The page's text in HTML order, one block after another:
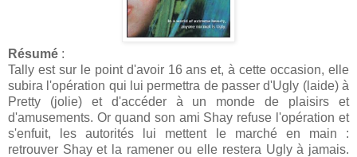
Résumé :
Tally est sur le point d'avoir 16 ans et, à cette occasion, elle
subira l'opération qui lui permettra de passer d'Ugly (laide) à
Pretty (jolie) et d'accéder à un monde de plaisirs et
d'amusements. Or quand son ami Shay refuse l'opération et
s'enfuit, les autorités lui mettent le marché en main :
retrouver Shay et la ramener ou elle restera Ugly à jamais.